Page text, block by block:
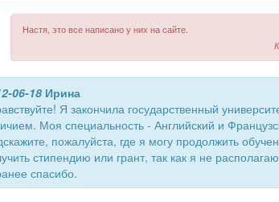
Настя, это все написано у них на сайте.
06-18 Ирина
Я закончила государственный
Моя специальность - Английский и
пожалуйста, где я могу продолжить
стипендию или грант, так как я не
спасибо.